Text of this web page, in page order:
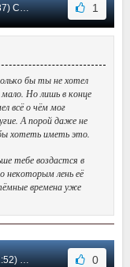
#26 1
бы ты не хотел
Но лишь в конце
всё о чём мог
А порой даже не
хотеть иметь это.
тебе воздастся в
некоторым лень её
времена уже
#25 0